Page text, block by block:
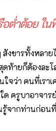
ต่ำต้อย ใ
ขารทั้งหลาย
ท้ายก็ต้องล
จว่า คนที่เร
ครูบาอาจา
จากท่านก่อน